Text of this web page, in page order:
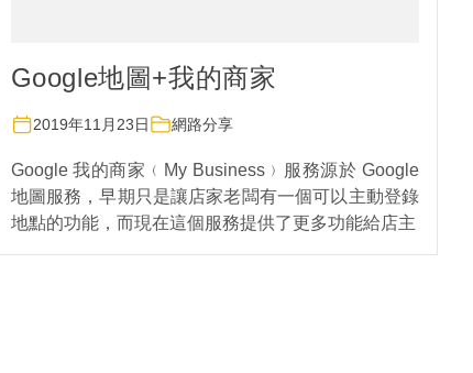
Google地圖+我的商家
2019年11月23日 網路分享
Google 我的商家﹙My Business﹚服務源於 Google
地圖服務，早期只是讓店家老闆有一個可以主動登錄
地點的功能，而現在這個服務提供了更多功能給店主